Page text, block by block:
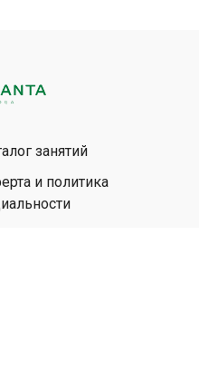
занятий
и политика